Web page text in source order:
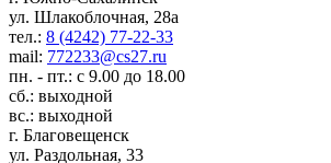
ул. Шлакоблочная, 28а
тел.: 8 (4242) 77-22-33
mail: 772233@cs27.ru
пн. - пт.: с 9.00 до 18.00
сб.: выходной
вс.: выходной
г. Благовещенск
ул. Раздольная, 33